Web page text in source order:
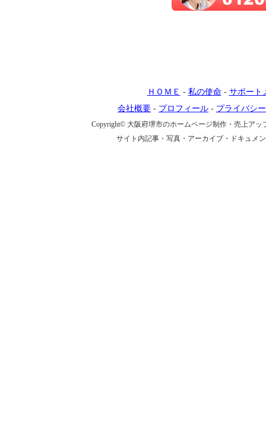
ＨＯＭＥ - 私の使命- サポート
会社概要 - プロフィール - プライバシ
Copyright© 大阪府堺市のホームページ制作・売上ア
サイト内記事・写真・アーカイブ・ドキュメ